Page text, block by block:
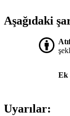
Aşağıdaki
Ek
Uyarılar: